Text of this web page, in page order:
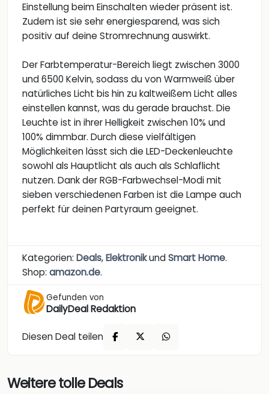
Einstellung beim Einschalten wieder präsent ist.
Zudem ist sie sehr energiesparend, was sich
positiv auf deine Stromrechnung auswirkt.
Der Farbtemperatur-Bereich liegt zwischen 3000
und 6500 Kelvin, sodass du von Warmweiß über
natürliches Licht bis hin zu kaltweißem Licht alles
einstellen kannst, was du gerade brauchst. Die
Leuchte ist in ihrer Helligkeit zwischen 10% und
100% dimmbar. Durch diese vielfältigen
Möglichkeiten lässt sich die LED-Deckenleuchte
sowohl als Hauptlicht als auch als Schlaflicht
nutzen. Dank der RGB-Farbwechsel-Modi mit
sieben verschiedenen Farben ist die Lampe auch
perfekt für deinen Partyraum geeignet.
Kategorien: Deals,ElektronikundSmart Home.
Shop: amazon.de.
Gefunden von
DailyDeal Redaktion
Diesen Deal teilen
Weitere tolle Deals